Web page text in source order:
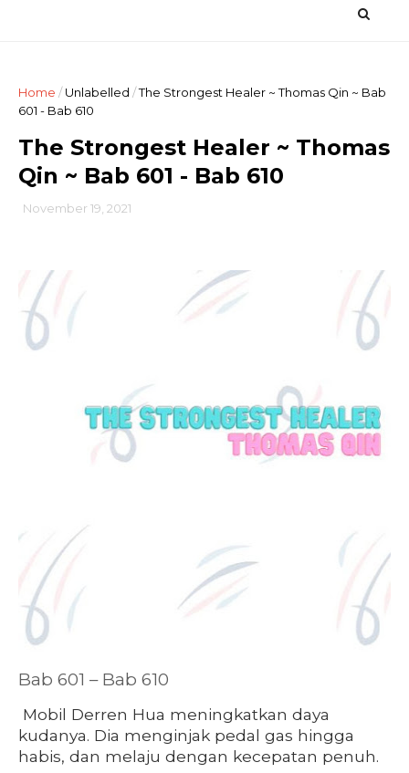
Home /Unlabelled /The Strongest Healer ~ Thomas Qin ~ Bab
601 - Bab 610
The Strongest Healer ~ Thomas
Qin ~ Bab 601 - Bab 610
November 19, 2021
Bab 601 – Bab 610
Mobil Derren Hua meningkatkan daya
kudanya. Dia menginjak pedal gas hingga
habis, dan melaju dengan kecepatan penuh.